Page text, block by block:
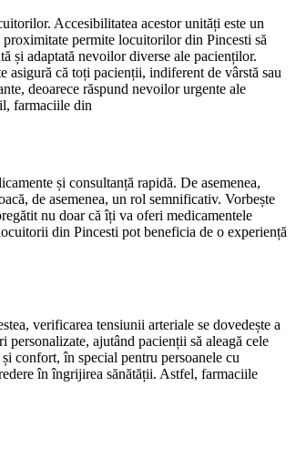
Accesibilitatea acestor unități este un
permite locuitorilor din Pincesti să
și adaptată nevoilor diverse ale pacienților.
asigură că toți pacienții, indiferent de vârstă sau
deoarece răspund nevoilor urgente ale
farmaciile din
și consultanță rapidă. De asemenea,
de asemenea, un rol semnificativ. Vorbește
nu doar că îți va oferi medicamentele
din Pincesti pot beneficia de o experiență
verificarea tensiunii arteriale se dovedește a
ajutând pacienții să aleagă cele
confort, în special pentru persoanele cu
în îngrijirea sănătății. Astfel, farmaciile